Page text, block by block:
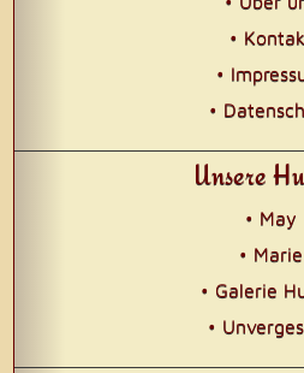
•
•
•
Unsere
• May
• Marie
• Galerie
•